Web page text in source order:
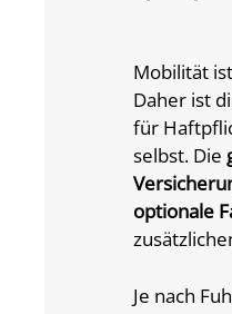
Mobilität
Daher ist
für
selbst. Die
optionale
Je nach